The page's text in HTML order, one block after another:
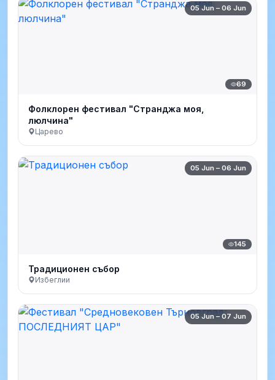
05 Jun – 06 Jun
69
Фолклорен фестивал "Странджа моя,
люлчина"
Царево
05 Jun – 06 Jun
145
Традиционен събор
Избеглии
05 Jun – 07 Jun